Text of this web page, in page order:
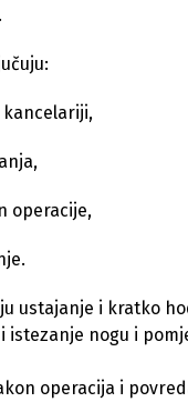
kancelariji,
operacije,
ustajanje i kratko
istezanje nogu i
operacija i